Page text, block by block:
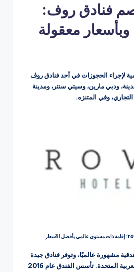
فنادق روف:
وبأسعار معقولة
لإجراء الحجوزات في أحد فنادق روڤ
ودبي مارين، وسيتي سنتر، ومدينة
وفي المتنزه.
مشهورة عالميًا، وتوفر فنادق جيدة
البناء في دولة الإمارات العربية المتحدة. تأسس الفندق عام 2016